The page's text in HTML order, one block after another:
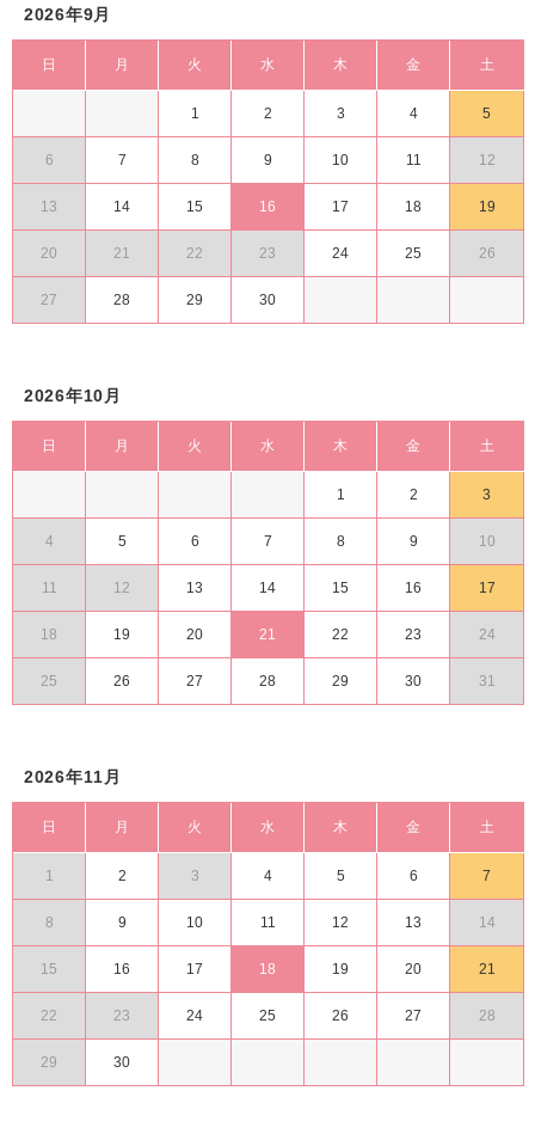
2026年9月
日 月 火 水 木 金 土
1 2 3 4 5
6 7 8 9 10 11 12
13 14 15 16 17 18 19
20 21 22 23 24 25 26
27 28 29 30
2026年10月
日 月 火 水 木 金 土
1 2 3
4 5 6 7 8 9 10
11 12 13 14 15 16 17
18 19 20 21 22 23 24
25 26 27 28 29 30 31
2026年11月
日 月 火 水 木 金 土
1 2 3 4 5 6 7
8 9 10 11 12 13 14
15 16 17 18 19 20 21
22 23 24 25 26 27 28
29 30